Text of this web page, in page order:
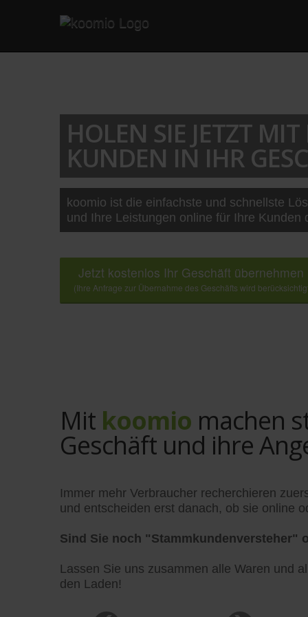
HOLEN SIE JETZT
KUNDEN IN IHR
koomio ist die einfachste und schnellste
und Ihre Leistungen online für Ihre Kunden
Jetzt kostenlos Ihr Geschäft übernehmen
(Ihre Anfrage zur Übernahme des Geschäfts wird
Mit koomio machen
Geschäft und ihre
Immer mehr Verbraucher recherchieren
und entscheiden erst danach, ob sie online
Sind Sie noch "Stammkundenversteher"
Lassen Sie uns zusammen alle Waren und
den Laden!